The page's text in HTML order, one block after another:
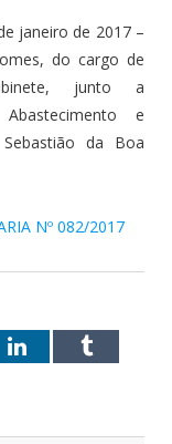
janeiro de 2017 –
do cargo de
junto a
e
da Boa
Nº 082/2017
LinkedInTumblr